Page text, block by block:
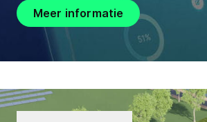
Meer informatie